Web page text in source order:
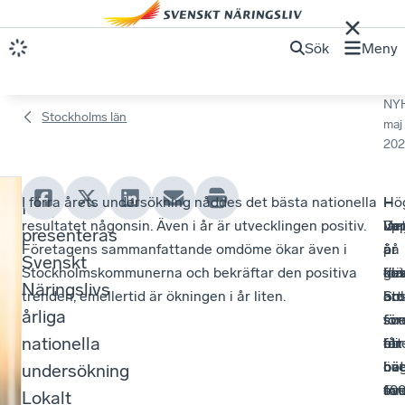
Sök Meny
Stockholms län
maj
sl
i
Idag
presenteras
Svenskt
Näringslivs
årliga
nationella
undersökning
Lokalt
I förra årets undersökning nåddes det bästa nationella
resultatet någonsin. Även i år är utvecklingen positiv.
Företagens sammanfattande omdöme ökar även i
Stockholmskommunerna och bekräftar den positiva
trenden, emellertid är ökningen i år liten.
–
är
att
blir
I
är
det
får
på
för
ett
–
år
100